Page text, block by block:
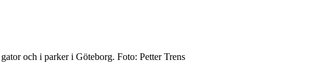
och i parker i Göteborg. Foto: Petter Trens